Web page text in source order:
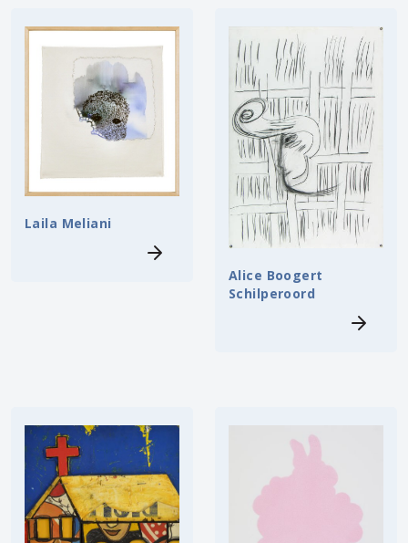
Laila Meliani
Alice Boogert
Schilperoord